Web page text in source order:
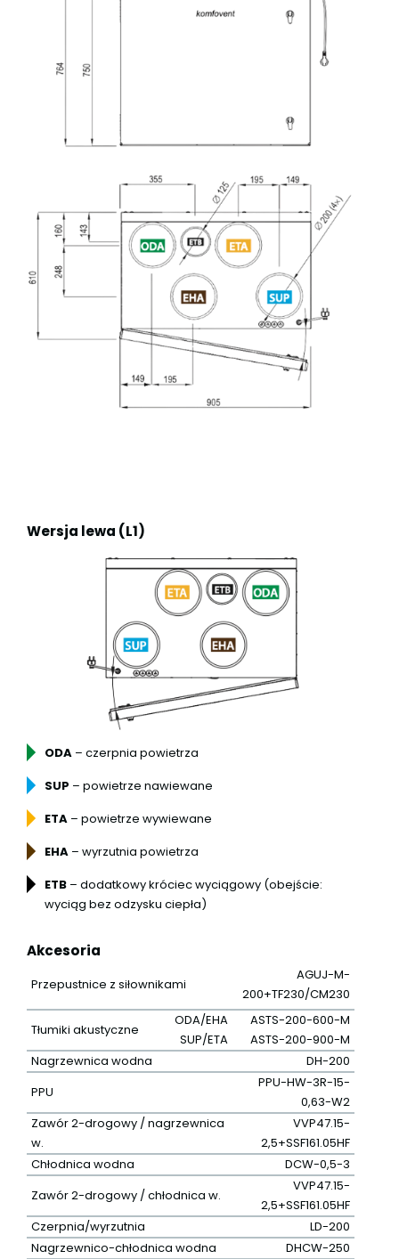
Wersja lewa (L1)
ODA – czerpnia powietrza
SUP – powietrze nawiewane
ETA – powietrze wywiewane
EHA – wyrzutnia powietrza
ETB – dodatkowy króciec wyciągowy (obejście:
wyciąg bez odzysku ciepła)
Akcesoria
Przepustnice z siłownikami
AGUJ-M-
200+TF230/CM230
Tłumiki akustyczne
ODA/EHA
SUP/ETA
ASTS-200-600-M
ASTS-200-900-M
Nagrzewnica wodna
DH-200
PPU
PPU-HW-3R-15-
0,63-W2
Zawór 2-drogowy / nagrzewnica
w.
VVP47.15-
2,5+SSF161.05HF
Chłodnica wodna
DCW-0,5-3
Zawór 2-drogowy / chłodnica w.
VVP47.15-
2,5+SSF161.05HF
Czerpnia/wyrzutnia
LD-200
Nagrzewnico-chłodnica wodna
DHCW-250